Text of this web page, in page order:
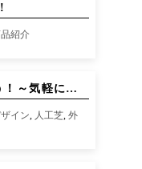
品紹介
お家時間を楽しもう！～気軽にキャンプやバーベキューが楽しめるお庭～
イン 人工芝 ,外